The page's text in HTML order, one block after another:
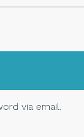
via email.